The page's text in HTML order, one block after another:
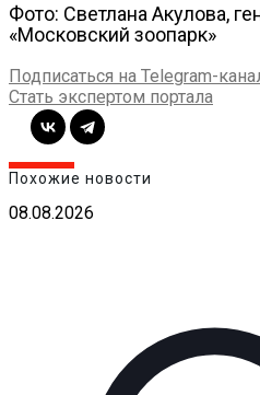
Фото: Светлана Акулова,
«Московский зоопарк»
Подписаться на Telegram-
Стать экспертом портала
Похожие новости
08.08.2026